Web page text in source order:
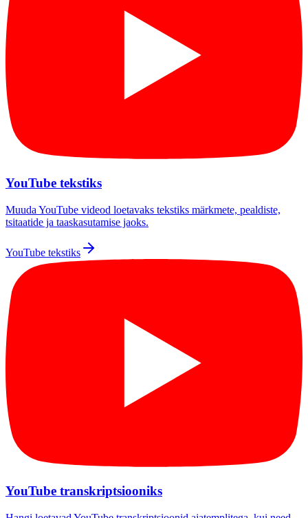
YouTube tekstiks
Muuda YouTube videod loetavaks tekstiks märkmete, pealdiste,
tsitaatide ja taaskasutamise jaoks.
YouTube tekstiks
YouTube transkriptsiooniks